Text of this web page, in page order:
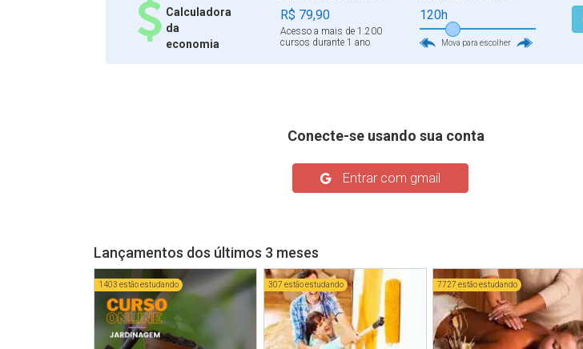
Calculadora
da
economia
R$ 79,90
Acesso a mais de 1.200
cursos durante 1 ano
120h
Mova para escolher
Conecte-se usando sua conta
Entrar com gmail
Lançamentos dos últimos 3 meses
1403 estão estudando 307 estão estudando 7727 estão estudando